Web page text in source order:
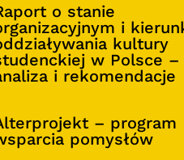
o stanie
i
kultury
w Polsce –
i rekomendacje
– program
pomysłów